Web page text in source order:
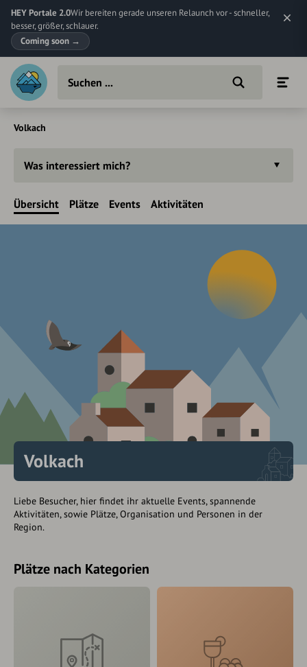
HEY Portale 2.0Wir bereiten gerade unseren Relaunch vor - schneller,
besser, größer, schlauer.
Coming soon →
Volkach
Was interessiert mich?
Übersicht Plätze Events Aktivitäten
Volkach
Liebe Besucher, hier findet ihr aktuelle Events, spannende
Aktivitäten, sowie Plätze, Organisation und Personen in der
Region.
Plätze nach Kategorien